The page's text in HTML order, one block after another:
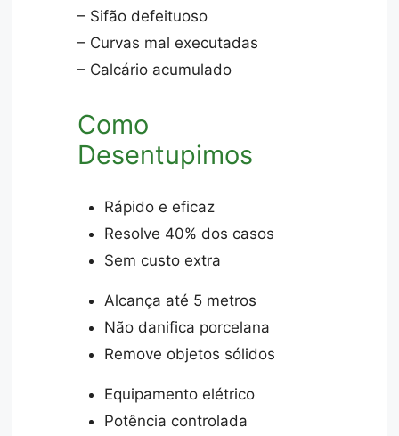
– Sifão defeituoso
– Curvas mal executadas
– Calcário acumulado
Como
Desentupimos
Rápido e eficaz
Resolve 40% dos casos
Sem custo extra
Alcança até 5 metros
Não danifica porcelana
Remove objetos sólidos
Equipamento elétrico
Potência controlada